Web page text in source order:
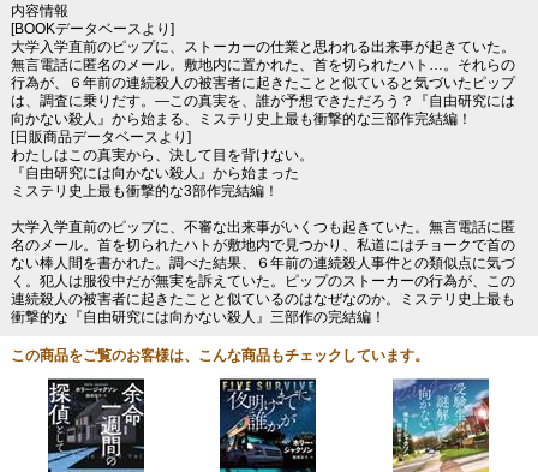
内容情報
[BOOKデータベースより]
大学入学直前のピップに、ストーカーの仕業と思われる出来事が起きていた。
無言電話に匿名のメール。敷地内に置かれた、首を切られたハト…。それらの
行為が、６年前の連続殺人の被害者に起きたことと似ていると気づいたピップ
は、調査に乗りだす。―この真実を、誰が予想できただろう？『自由研究には
向かない殺人』から始まる、ミステリ史上最も衝撃的な三部作完結編！
[日販商品データベースより]
わたしはこの真実から、決して目を背けない。
『自由研究には向かない殺人』から始まった
ミステリ史上最も衝撃的な3部作完結編！
大学入学直前のピップに、不審な出来事がいくつも起きていた。無言電話に匿
名のメール。首を切られたハトが敷地内で見つかり、私道にはチョークで首の
ない棒人間を書かれた。調べた結果、６年前の連続殺人事件との類似点に気づ
く。犯人は服役中だが無実を訴えていた。ピップのストーカーの行為が、この
連続殺人の被害者に起きたことと似ているのはなぜなのか。ミステリ史上最も
衝撃的な『自由研究には向かない殺人』三部作の完結編！
この商品をご覧のお客様は、こんな商品もチェックしています。